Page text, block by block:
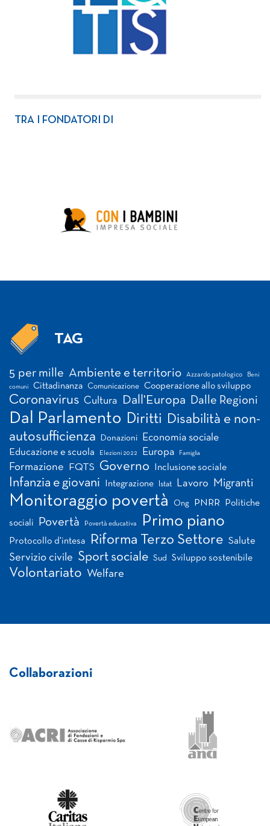
TRA I FONDATORI DI
TAG
5 per mille Ambiente e territorio Azzardo patologico Beni
comuni Cittadinanza Comunicazione Cooperazione allo sviluppo
Coronavirus Cultura Dall'Europa Dalle Regioni
Dal Parlamento Diritti Disabilità e non-
autosufficienza
Donazioni Economia sociale
Educazione e scuola Elezioni 2022 Europa Famiglia
Formazione FQTS Governo Inclusione sociale
Infanzia e giovani Integrazione Istat Lavoro Migranti
Monitoraggio povertà Ong PNRR Politiche
sociali Povertà Povertà educativa Primo piano
Protocollo d'intesa Riforma Terzo Settore Salute
Servizio civile Sport sociale Sud Sviluppo sostenibile
Volontariato Welfare
Collaborazioni